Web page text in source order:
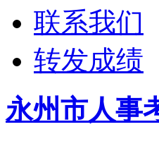
联系我们
转发成绩
永州市人事